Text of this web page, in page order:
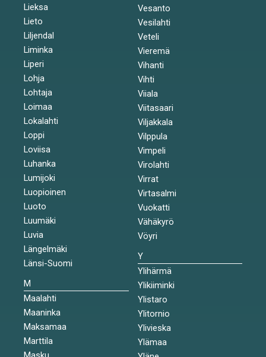
Lieksa
Lieto
Liljendal
Liminka
Liperi
Lohja
Lohtaja
Loimaa
Lokalahti
Loppi
Loviisa
Luhanka
Lumijoki
Luopioinen
Luoto
Luumäki
Luvia
Längelmäki
Länsi-Suomi
M
Maalahti
Maaninka
Maksamaa
Marttila
Vesanto
Vesilahti
Veteli
Vieremä
Vihanti
Vihti
Viiala
Viitasaari
Viljakkala
Vilppula
Vimpeli
Virolahti
Virrat
Virtasalmi
Vuokatti
Vähäkyrö
Vöyri
Y
Ylihärmä
Ylikiiminki
Ylistaro
Ylitornio
Ylivieska
Ylämaa